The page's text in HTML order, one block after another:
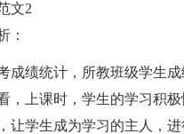
文2
：
成绩统计，所教班级学生
，上课时，学生的学习积
让学生成为学习的主人，